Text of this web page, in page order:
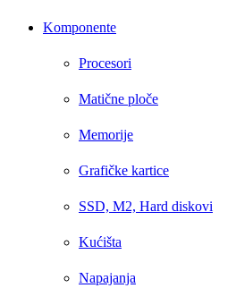
Komponente
Procesori
Matične ploče
Memorije
Grafičke kartice
SSD, M2, Hard diskovi
Kućišta
Napajanja